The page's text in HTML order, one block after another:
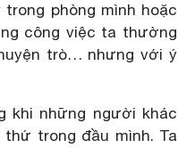
phòng mình hoặc
công việc ta thường
trò… nhưng với ý
khi những người khác
trong đầu mình. Ta